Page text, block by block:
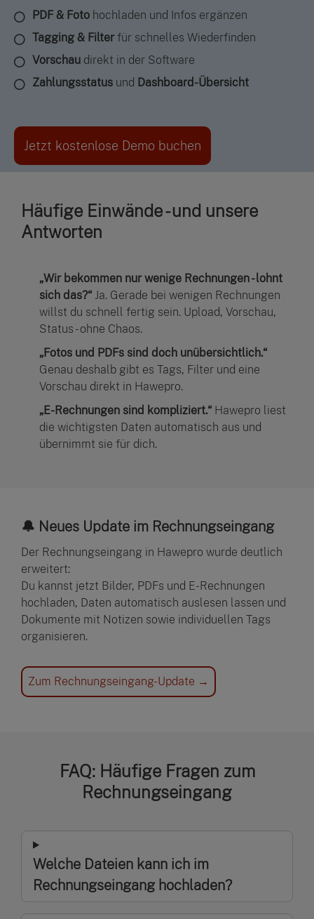
PDF & Foto hochladen und Infos ergänzen
Tagging & Filter für schnelles Wiederfinden
Vorschau direkt in der Software
Zahlungsstatus und Dashboard-Übersicht
Jetzt kostenlose Demo buchen
Häufige Einwände - und unsere
Antworten
„Wir bekommen nur wenige Rechnungen - lohnt
sich das?“ Ja. Gerade bei wenigen Rechnungen
willst du schnell fertig sein. Upload, Vorschau,
Status - ohne Chaos.
„Fotos und PDFs sind doch unübersichtlich.“
Genau deshalb gibt es Tags, Filter und eine
Vorschau direkt in Hawepro.
„E-Rechnungen sind kompliziert.“ Hawepro liest
die wichtigsten Daten automatisch aus und
übernimmt sie für dich.
🔔 Neues Update im Rechnungseingang
Der Rechnungseingang in Hawepro wurde deutlich
erweitert:
Du kannst jetzt Bilder, PDFs und E-Rechnungen
hochladen, Daten automatisch auslesen lassen und
Dokumente mit Notizen sowie individuellen Tags
organisieren.
Zum Rechnungseingang-Update →
FAQ: Häufige Fragen zum
Rechnungseingang
Welche Dateien kann ich im
Rechnungseingang hochladen?